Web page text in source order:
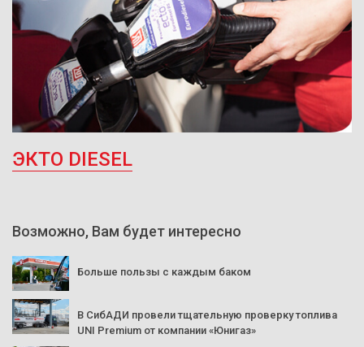
ЭКТО DIESEL
Возможно, Вам будет интересно
Больше пользы с каждым баком
В СибАДИ провели тщательную проверку топлива
UNI Premium от компании «Юнигаз»